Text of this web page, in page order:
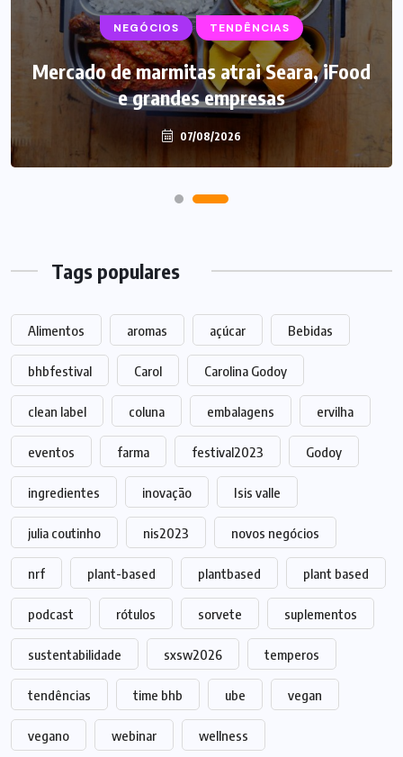
NEGÓCIOS TENDÊNCIAS
Mercado de marmitas atrai Seara, iFood
e grandes empresas
07/08/2026
SUPLEMENTOS
Caffeine Army lança campanha para o
Dia dos Pais
07/08/2026
Tags populares
Alimentos aromas açúcar Bebidas
bhbfestival Carol Carolina Godoy
clean label coluna embalagens ervilha
eventos farma festival2023 Godoy
ingredientes inovação Isis valle
julia coutinho nis2023 novos negócios
nrf plant-based plantbased plant based
podcast rótulos sorvete suplementos
sustentabilidade sxsw2026 temperos
tendências time bhb ube vegan
vegano webinar wellness